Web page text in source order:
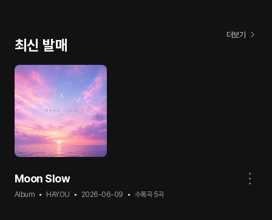
최신 발매
더보기
Moon Slow
Album HAYOU 2026-06-09 수록곡 5곡